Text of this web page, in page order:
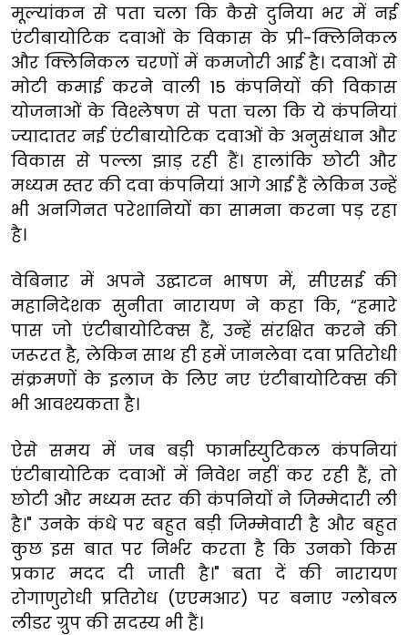
मूल्यांकन से पता चला कि कैसे दुनिया भर में नई
एंटीबायोटिक दवाओं के विकास के प्री-क्लिनिकल
और क्लिनिकल चरणों में कमजोरी आई है। दवाओं से
मोटी कमाई करने वाली 15 कंपनियों की विकास
योजनाओं के विश्लेषण से पता चला कि ये कंपनियां
ज्यादातर नई एंटीबायोटिक दवाओं के अनुसंधान और
विकास से पल्ला झाड़ रही हैं। हालांकि छोटी और
मध्यम स्तर की दवा कंपनियां आगे आई हैं लेकिन उन्हें
भी अनगिनत परेशानियों का सामना करना पड़ रहा
है।
वेबिनार में अपने उद्घाटन भाषण में, सीएसई की
महानिदेशक सुनीता नारायण ने कहा कि, “हमारे
पास जो एंटीबायोटिक्स हैं, उन्हें संरक्षित करने की
जरूरत है, लेकिन साथ ही हमें जानलेवा दवा प्रतिरोधी
संक्रमणों के इलाज के लिए नए एंटीबायोटिक्स की
भी आवश्यकता है।
ऐसे समय में जब बड़ी फार्मास्युटिकल कंपनियां
एंटीबायोटिक दवाओं में निवेश नहीं कर रही हैं, तो
छोटी और मध्यम स्तर की कंपनियों ने जिम्मेदारी ली
है।" उनके कंधे पर बहुत बड़ी जिम्मेवारी है और बहुत
कुछ इस बात पर निर्भर करता है कि उनको किस
प्रकार मदद दी जाती है।" बता दें की नारायण
रोगाणुरोधी प्रतिरोध (एएमआर) पर बनाए ग्लोबल
लीडर ग्रुप की सदस्य भी हैं।